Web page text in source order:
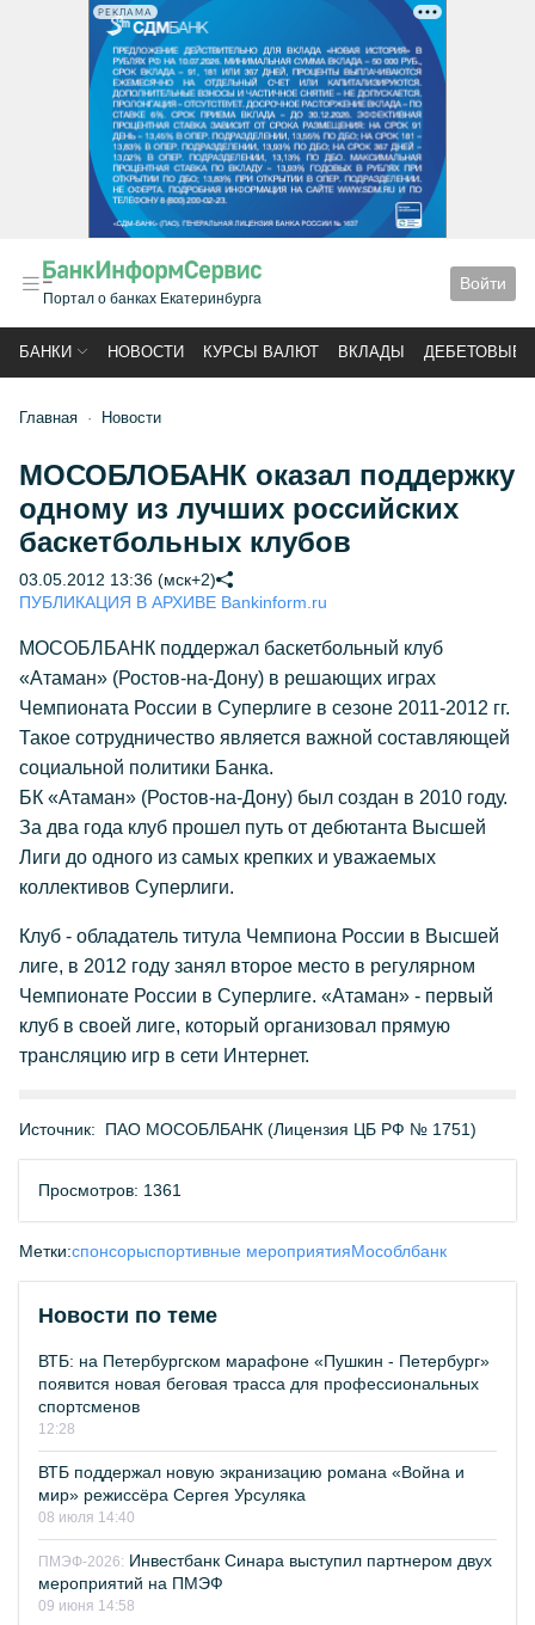
РЕКЛАМА
Портал о банках Екатеринбурга
Войти
БАНКИ НОВОСТИ КУРСЫ ВАЛЮТ ВКЛАДЫ ДЕБЕТОВЫЕ
Главная Новости
МОСОБЛОБАНК оказал поддержку
одному из лучших российских
баскетбольных клубов
03.05.2012 13:36 (мск+2)
ПУБЛИКАЦИЯ В АРХИВЕ Bankinform.ru
МОСОБЛБАНК поддержал баскетбольный клуб
«Атаман» (Ростов-на-Дону) в решающих играх
Чемпионата России в Суперлиге в сезоне 2011-2012 гг.
Такое сотрудничество является важной составляющей
социальной политики Банка.
БК «Атаман» (Ростов-на-Дону) был создан в 2010 году.
За два года клуб прошел путь от дебютанта Высшей
Лиги до одного из самых крепких и уважаемых
коллективов Суперлиги.
Клуб - обладатель титула Чемпиона России в Высшей
лиге, в 2012 году занял второе место в регулярном
Чемпионате России в Суперлиге. «Атаман» - первый
клуб в своей лиге, который организовал прямую
трансляцию игр в сети Интернет.
Источник: ПАО МОСОБЛБАНК (Лицензия ЦБ РФ № 1751)
Просмотров: 1361
Метки:спонсорыспортивные мероприятияМособлбанк
Новости по теме
ВТБ: на Петербургском марафоне «Пушкин - Петербург»
появится новая беговая трасса для профессиональных
спортсменов
12:28
ВТБ поддержал новую экранизацию романа «Война и
мир» режиссёра Сергея Урсуляка
08 июля 14:40
ПМЭФ-2026: Инвестбанк Синара выступил партнером двух
мероприятий на ПМЭФ
09 июня 14:58